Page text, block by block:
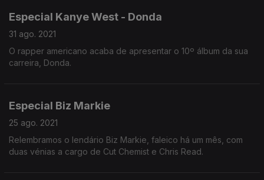
Especial Kanye West - Donda
31 ago. 2021
O rapper americano acaba de apresentar o 10º álbum da sua
carreira, Donda.
Especial Biz Markie
25 ago. 2021
Relembramos o lendário Biz Markie, faleico há um mês, com
duas vénias a cargo de Cut Chemist e Chris Read.